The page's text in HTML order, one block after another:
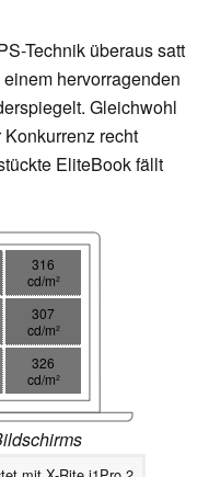
Technik überaus satt
hervorragenden
Gleichwohl
recht
EliteBook fällt
316
cd/m²
307
cd/m²
326
cd/m²